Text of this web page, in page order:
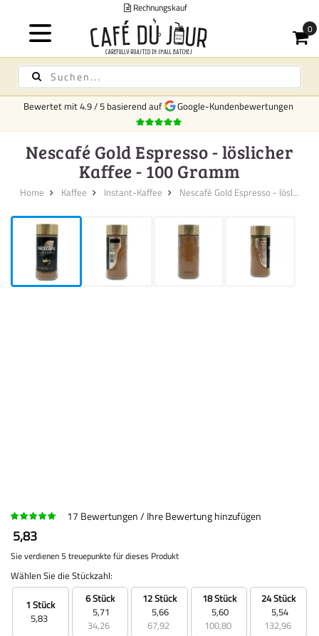
Bewertet mit4.9/5 basierend auf Google-Kundenbewertungen
Nescafé Gold Espresso - löslicher
Kaffee - 100 Gramm
Home Kaffee Instant-Kaffee Nescafé Gold Espresso - lösl...
17 Bewertungen Ihre Bewertung hinzufügen
5,83
Sie verdienen 5 treuepunkte für dieses Produkt
Wählen Sie die Stückzahl:
1 Stück
5,83
6 Stück
5,71
34,26
12 Stück
5,66
67,92
18 Stück
5,60
100,80
24 Stück
5,54
132,96